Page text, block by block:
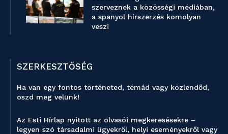
szerveznek a közösségi médiában,
a spanyol hírszerzés komolyan
veszi
SZERKESZTŐSÉG
Ha van egy fontos történeted, témád vagy közlendőd,
oszd meg velünk!
Az Esti Hírlap nyitott az olvasói megkeresésekre –
legyen szó társadalmi ügyekről, helyi eseményekről vagy